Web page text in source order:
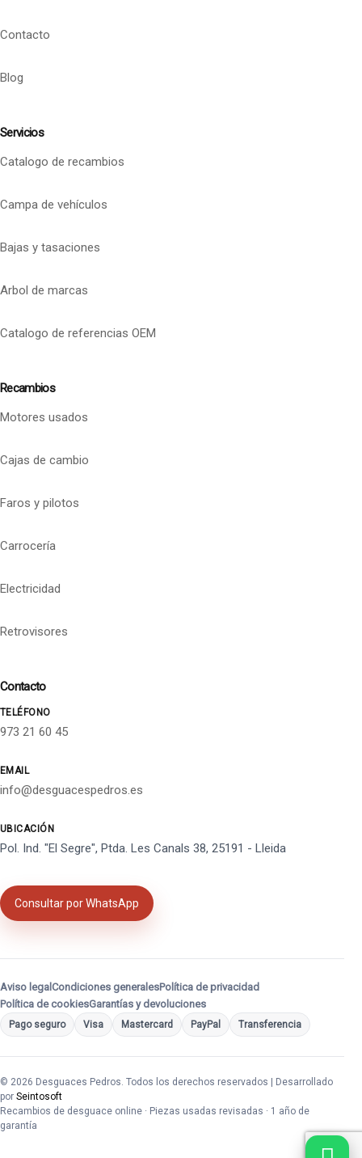
Contacto
Blog
Servicios
Catalogo de recambios
Campa de vehículos
Bajas y tasaciones
Arbol de marcas
Catalogo de referencias OEM
Recambios
Motores usados
Cajas de cambio
Faros y pilotos
Carrocería
Electricidad
Retrovisores
Contacto
TELÉFONO
973 21 60 45
EMAIL
info@desguacespedros.es
UBICACIÓN
Pol. Ind. "El Segre", Ptda. Les Canals 38, 25191 - Lleida
Consultar por WhatsApp
Aviso legal Condiciones generalesPolítica de privacidad
Política de cookiesGarantías y devoluciones
Pago seguro Visa Mastercard PayPal Transferencia
© 2026 Desguaces Pedros. Todos los derechos reservados | Desarrollado
por Seintosoft
Recambios de desguace online · Piezas usadas revisadas · 1 año de
garantía